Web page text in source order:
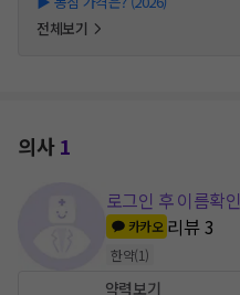
전체보기
의사1
로그인 후 이름확인
카카오 리뷰3
한약(1)
약력보기